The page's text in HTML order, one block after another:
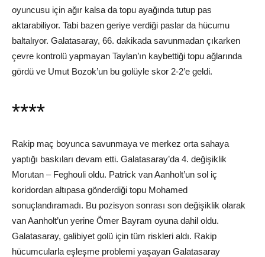
oyuncusu için ağır kalsa da topu ayağında tutup pas
aktarabiliyor. Tabi bazen geriye verdiği paslar da hücumu
baltalıyor. Galatasaray, 66. dakikada savunmadan çıkarken
çevre kontrolü yapmayan Taylan’ın kaybettiği topu ağlarında
gördü ve Umut Bozok’un bu golüyle skor 2-2’e geldi.
****
Rakip maç boyunca savunmaya ve merkez orta sahaya
yaptığı baskıları devam etti. Galatasaray’da 4. değişiklik
Morutan – Feghouli oldu. Patrick van Aanholt’un sol iç
koridordan altıpasa gönderdiği topu Mohamed
sonuçlandıramadı. Bu pozisyon sonrası son değişiklik olarak
van Aanholt’un yerine Ömer Bayram oyuna dahil oldu.
Galatasaray, galibiyet golü için tüm riskleri aldı. Rakip
hücumcularla eşleşme problemi yaşayan Galatasaray